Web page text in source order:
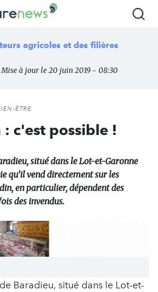
agricoles et des filières
à jour le 20 juin 2019 - 08:30
ÊTRE
c'est possible !
situé dans le Lot-et-Garonne
qu’il vend directement sur les
en particulier, dépendent des
des invendus.
Baradieu, situé dans le Lot-et-